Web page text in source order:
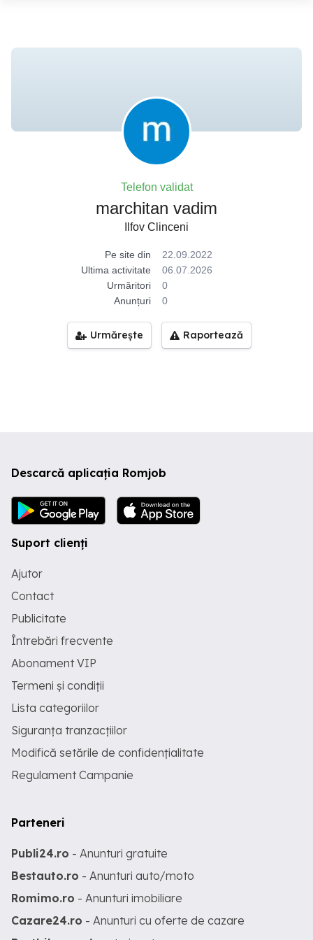
Telefon validat
marchitan vadim
Ilfov Clinceni
Pe site din
22.09.2022
Ultima activitate
06.07.2026
Urmăritori
0
Anunțuri
0
Urmărește Raportează
Descarcă aplicația Romjob
Suport clienți
Ajutor
Contact
Publicitate
Întrebări frecvente
Abonament VIP
Termeni și condiții
Lista categoriilor
Siguranța tranzacțiilor
Modifică setările de confidențialitate
Regulament Campanie
Parteneri
Publi24.ro - Anunturi gratuite
Bestauto.ro - Anunturi auto/moto
Romimo.ro - Anunturi imobiliare
Cazare24.ro - Anunturi cu oferte de cazare